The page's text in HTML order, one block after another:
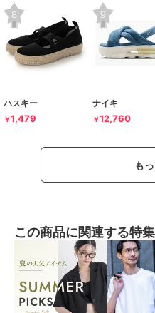
ハスキー
￥1,479
ナイキ
￥12,760
も
この商品に関連する特集